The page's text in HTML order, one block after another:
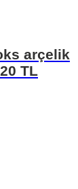
arçelik
TL